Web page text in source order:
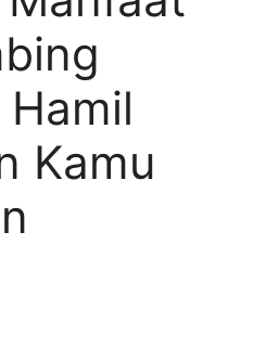
Kamu